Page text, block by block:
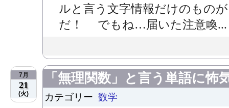
ルと言う文字情報だけのもの
だ！ でもね…届いた注意喚...
7月
21
(火)
「無理関数」と言う単語に怖
カテゴリー 数学